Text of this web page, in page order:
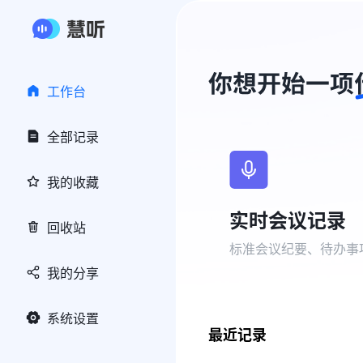
工作台
全部记录
我的收藏
回收站
我的分享
系统设置
实时会议记录
标准会议纪要、待办事
最近记录